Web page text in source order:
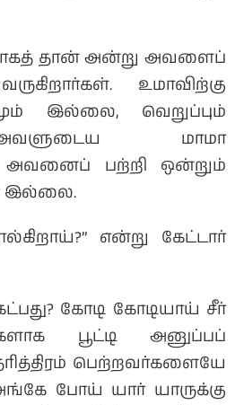
தான் அன்று அவளைப்
உமாவிற்கு
இல்லை, வெறுப்பும்
மாமா
அவனைப் பற்றி ஒன்றும்
இல்லை.
என்று கேட்டார்
கோடி கோடியாய் சீர்
பூட்டி அனுப்பப்
பெற்றவர்களையே
அங்கே போய் யார் யாருக்கு